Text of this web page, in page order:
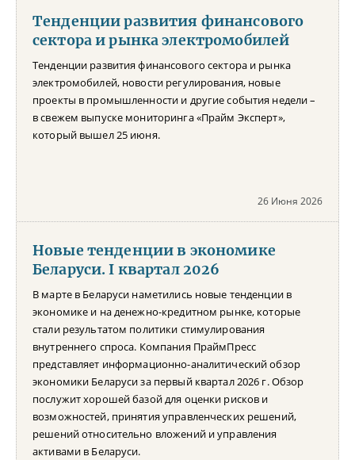
Тенденции развития финансового
сектора и рынка электромобилей
Тенденции развития финансового сектора и рынка
электромобилей, новости регулирования, новые
проекты в промышленности и другие события недели –
в свежем выпуске мониторинга «Прайм Эксперт»,
который вышел 25 июня.
26 Июня 2026
Новые тенденции в экономике
Беларуси. I квартал 2026
В марте в Беларуси наметились новые тенденции в
экономике и на денежно-кредитном рынке, которые
стали результатом политики стимулирования
внутреннего спроса. Компания ПраймПресс
представляет информационно-аналитический обзор
экономики Беларуси за первый квартал 2026 г. Обзор
послужит хорошей базой для оценки рисков и
возможностей, принятия управленческих решений,
решений относительно вложений и управления
активами в Беларуси.